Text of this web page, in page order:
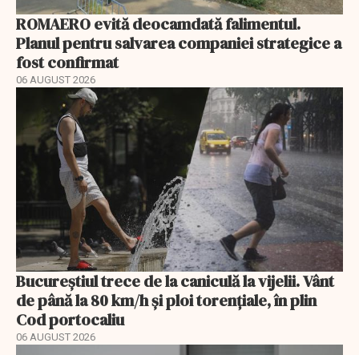
ROMAERO evită deocamdată falimentul.
Planul pentru salvarea companiei strategice a
fost confirmat
06 AUGUST 2026
Bucureștiul trece de la caniculă la vijelii. Vânt
de până la 80 km/h și ploi torențiale, în plin
Cod portocaliu
06 AUGUST 2026